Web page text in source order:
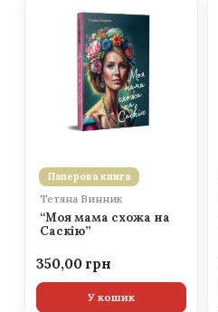
Паперова книга
Тетяна Винник
“Моя мама схожа на
Саскію”
350,00
У кошик